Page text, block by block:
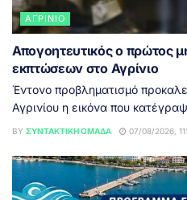
ΑΓΡΊΝΙΟ
Απογοητευτικός ο πρώτος
εκπτώσεων στο Αγρίνιο
Έντονο προβληματισμό
Αγρινίου η εικόνα που
BY ΣΥΝΤΑΚΤΙΚΉ ΟΜΆΔΑ 07/08/2026,